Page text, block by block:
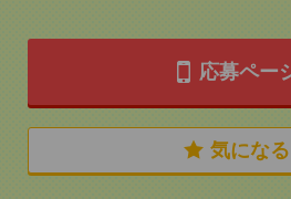
応募ペー
気になる